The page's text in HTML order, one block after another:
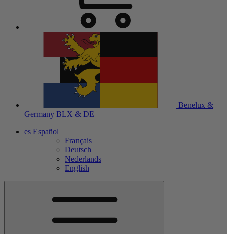
Benelux &
Germany BLX & DE
es Español
Français
Deutsch
Nederlands
English